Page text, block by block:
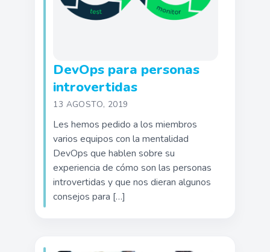
DevOps para personas
introvertidas
13 AGOSTO, 2019
Les hemos pedido a los miembros
varios equipos con la mentalidad
DevOps que hablen sobre su
experiencia de cómo son las personas
introvertidas y que nos dieran algunos
consejos para […]